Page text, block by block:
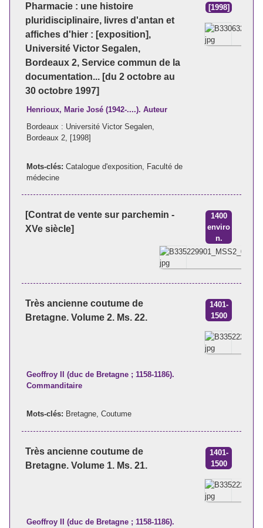
Pharmacie : une histoire
pluridisciplinaire, livres d'antan et
affiches d'hier : [exposition],
Université Victor Segalen,
Bordeaux 2, Service commun de la
documentation... [du 2 octobre au
30 octobre 1997]
[1998]
Henrioux, Marie José (1942-....). Auteur
Bordeaux : Université Victor Segalen,
Bordeaux 2, [1998]
Mots-clés: Catalogue d'exposition Faculté de
médecine
[Contrat de vente sur parchemin -
XVe siècle]
1400
enviro
n.
Très ancienne coutume de
Bretagne. Volume 2. Ms. 22.
1401-
1500
Geoffroy II (duc de Bretagne ; 1158-1186).
Commanditaire
Mots-clés: Bretagne, Coutume
Très ancienne coutume de
Bretagne. Volume 1. Ms. 21.
1401-
1500
Geoffroy II (duc de Bretagne ; 1158-1186).